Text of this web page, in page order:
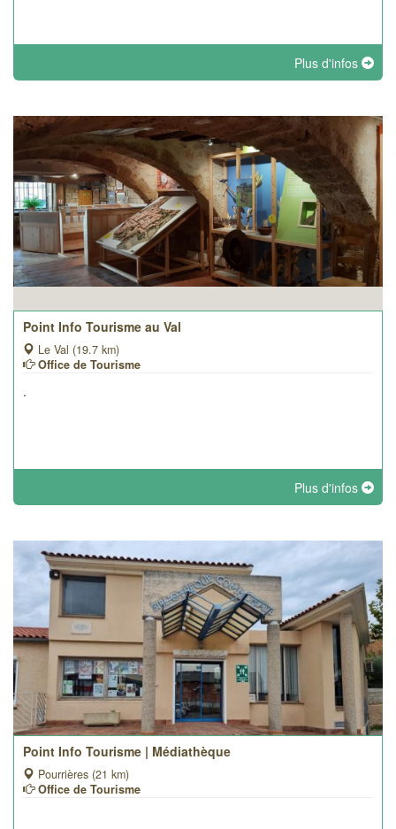
Plus d'infos
Point Info Tourisme au Val
Le Val (19.7 km)
Office de Tourisme
.
Plus d'infos
Point Info Tourisme | Médiathèque
Pourrières (21 km)
Office de Tourisme